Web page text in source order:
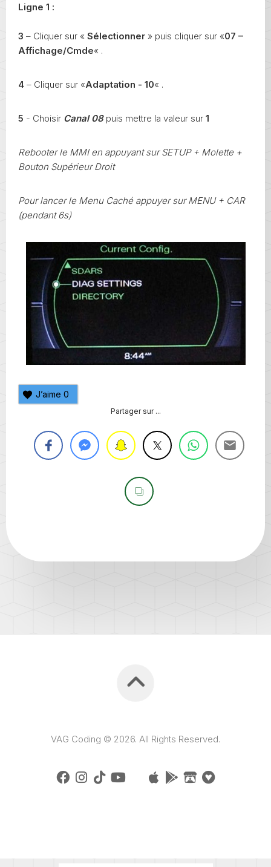
Ligne 1 :
3 – Cliquer sur « Sélectionner » puis cliquer sur «07 –
Affichage/Cmde« .
4 – Cliquer sur «Adaptation - 10« .
5 - Choisir Canal 08 puis mettre la valeur sur 1
Rebooter le MMI en appuyant sur SETUP + Molette +
Bouton Supérieur Droit
Pour lancer le Menu Caché appuyer sur MENU + CAR
(pendant 6s)
J’aime 0
Partager sur ...
VAG Coding © 2026. All Rights Reserved.